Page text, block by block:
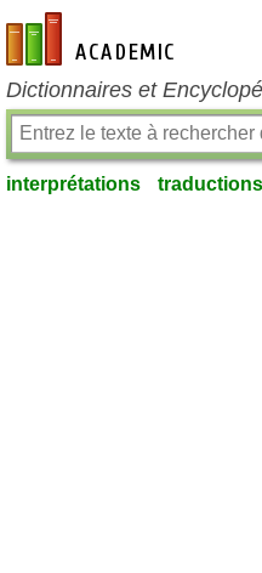
fr-academic.com
Dictionnaires et
interprétations traductions